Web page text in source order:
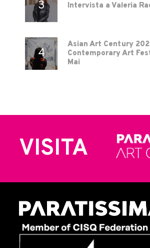
Intervista a Valeria
Asian Art Century
Contemporary Art
Mai
VISITA